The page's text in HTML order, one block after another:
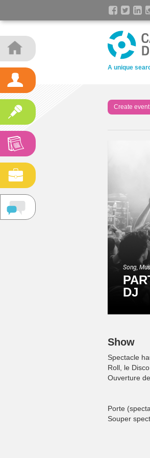
A unique
Create event
Song,
DJ
Show
Spectacle
Roll, le
Ouverture
Porte
Souper